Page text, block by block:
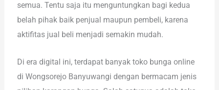
semua. Tentu saja itu menguntungkan bagi kedua
belah pihak baik penjual maupun pembeli, karena
aktifitas jual beli menjadi semakin mudah.
Di era digital ini, terdapat banyak toko bunga online
di Wongsorejo Banyuwangi dengan bermacam jenis